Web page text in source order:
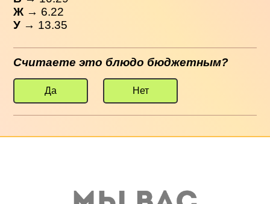
Ж → 6.22
У → 13.35
Считаете это блюдо бюджетным?
Да Нет